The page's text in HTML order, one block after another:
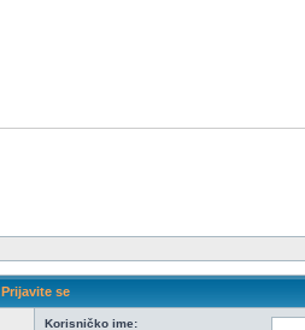
Prijavite se
Korisničko ime: